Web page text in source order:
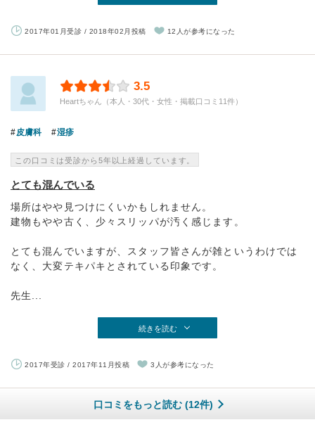
2017年01月受診 / 2018年02月投稿 12人が参考になった
3.5
Heartちゃん（本人・30代・女性・掲載口コミ11件）
皮膚科 湿疹
この口コミは受診から5年以上経過しています。
とても混んでいる
場所はやや見つけにくいかもしれません。
建物もやや古く、少々スリッパが汚く感じます。
とても混んでいますが、スタッフ皆さんが雑というわけでは
なく、大変テキパキとされている印象です。
先生...
続きを読む
2017年受診 / 2017年11月投稿 3人が参考になった
口コミをもっと読む (12件)